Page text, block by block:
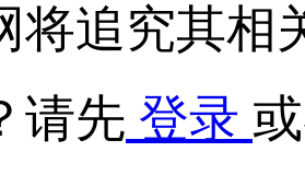
将追究其相
请先 登录